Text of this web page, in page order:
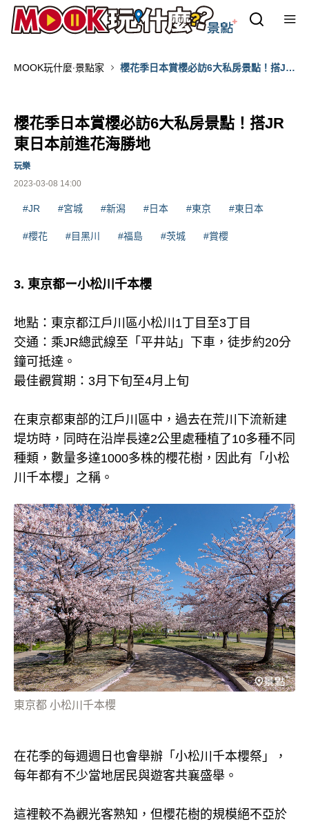
MOOK玩什麼‧景點家
櫻花季日本賞櫻必訪6大私房景點！搭JR
櫻花季日本賞櫻必訪6大私房景點！搭JR
東日本前進花海勝地
2023-03-08 14:00
玩樂
#JR #宮城 #新潟 #日本 #東京 #東日本
#櫻花 #目黑川 #福島 #茨城 #賞櫻
3. 東京都ー小松川千本櫻
地點：東京都江戶川區小松川1丁目至3丁目
交通：乘JR總武線至「平井站」下車，徒步約20分
鐘可抵達。
最佳觀賞期：3月下旬至4月上旬
在東京都東部的江戶川區中，過去在荒川下流新建
堤坊時，同時在沿岸長達2公里處種植了10多種不同
種類，數量多達1000多株的櫻花樹，因此有「小松
川千本櫻」之稱。
東京都 小松川千本櫻
在花季的每週週日也會舉辦「小松川千本櫻祭」，
每年都有不少當地居民與遊客共襄盛舉。
這裡較不為觀光客熟知，但櫻花樹的規模絕不亞於